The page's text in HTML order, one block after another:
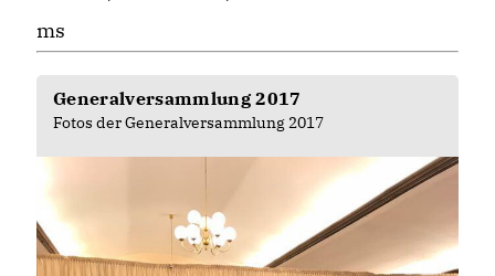
ms
Generalversammlung 2017
Fotos der Generalversammlung 2017